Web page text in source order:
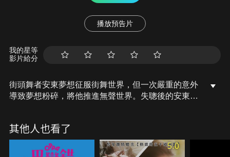
播放預告片
我的星等
影片給分
街頭舞者安東夢想征服街舞世界，但一次嚴重的意外
導致夢想粉碎，將他推進無聲世界。失聰後的安東曾
命。他開發出新的獨門舞步，冒險帶領這群小孩參加
俄羅斯錦標賽，贏得世界冠軍賽的參賽資格，
其他人也看了
5.0